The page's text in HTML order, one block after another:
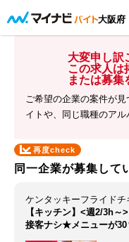
大阪府
大変申し訳
この求人は
または募集
ご希望の企業の案件が
イトや、同じ職種のアル
再度check
同一企業が募集して
ケンタッキーフライド
【キッチン】<週2/3h～
接客ナシ★メニューが30